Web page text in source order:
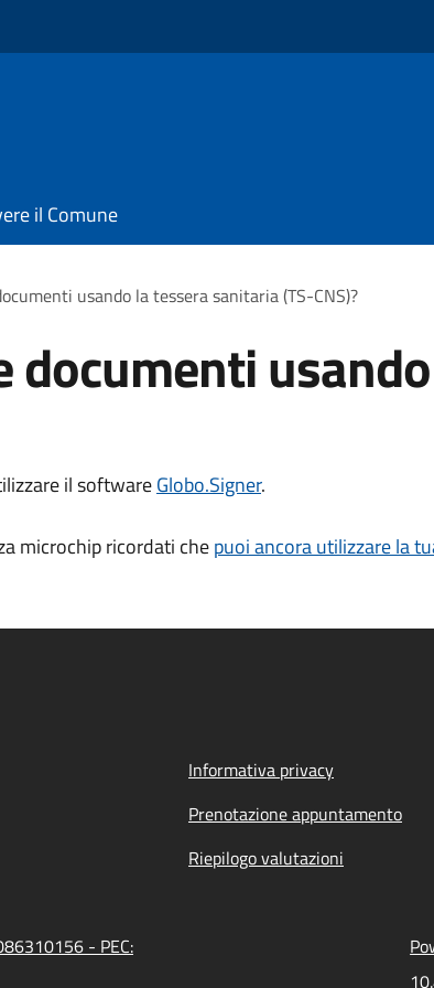
il Comune
usando la tessera sanitaria (TS-CNS)?
documenti
il softwareGlobo.Signer.
microchip ricordati chepuoi ancora utilizzare la
Informativa privacy
Prenotazione appuntamento
Riepilogo valutazioni
- PEC: